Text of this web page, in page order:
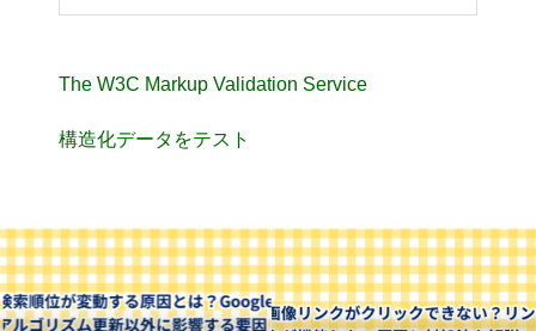
The W3C Markup Validation Service
構造化データをテスト